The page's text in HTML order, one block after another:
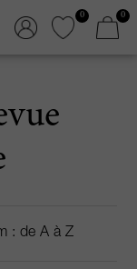
0 0